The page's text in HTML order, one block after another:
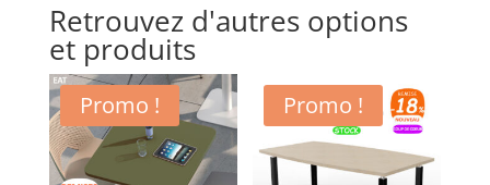
Retrouvez d'autres options
et produits
Promo ! Promo !